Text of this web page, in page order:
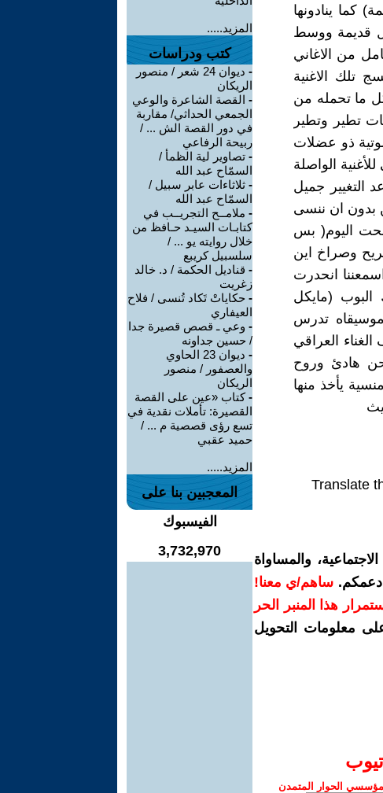
كما ينادونها
قديمة ووسط
من الاغاني
تلك الاغنية
ما تحمله من
تطير وتطير
ذو عضلات
الواصلة
جميل
بدون ان ننسى
اليوم( بس
وصراخ اين
انحدرت
البوب (مايكل
تدرس
العراقي
هادئ وروح
يأخذ منها
Translate
والمساواة
دعمكم. ساهم/ي معنا!
استمرار هذا المنبر الحر
على معلومات التحويل
الحوار المتمدن
المزيد.....
كتب ودراسات
-
ديوان 24 شعر / منصور
الريكان
- القصة الشاعرة والوعي
الجمعي الحداثي/ مقاربة
في دور القصة الش ... /
ربيحة الرفاعي
- تصاوير لية الظمأ /
السمّاح عبد الله
- ثلاثاءات عابر سبيل /
السمّاح عبد الله
- ملامــح التجريــب في
كتابـات السيـد حـافظ من
خلال روايته يو ... /
سلسبيل كريبع
- قناديل الحكمة / د. خالد
زغريت
- حكاياتْ تَكاد تُنسى / فلاح
العيفاري
- وعي ـ قصص قصيرة جدا
/ حسين جداونه
-
ديوان 23 الحاوي
والعصفور / منصور
الريكان
-كتاب «عين على القصة
القصيرة: تأملات نقدية في
تسع رؤى قصصية م ... /
حميد عقبي
المزيد.....
المعجبين بنا على
الفيسبوك
3,732,970